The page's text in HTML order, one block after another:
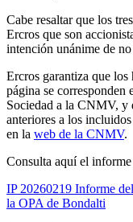
Cabe resaltar que los
Ercros que son
intención unánime de
Ercros garantiza que los
página se corresponden
Sociedad a la CNMV, y
anteriores a los
en la web de la CNMV.
Consulta aquí el
IP 20260219 Informe
la OPA de Bondalti